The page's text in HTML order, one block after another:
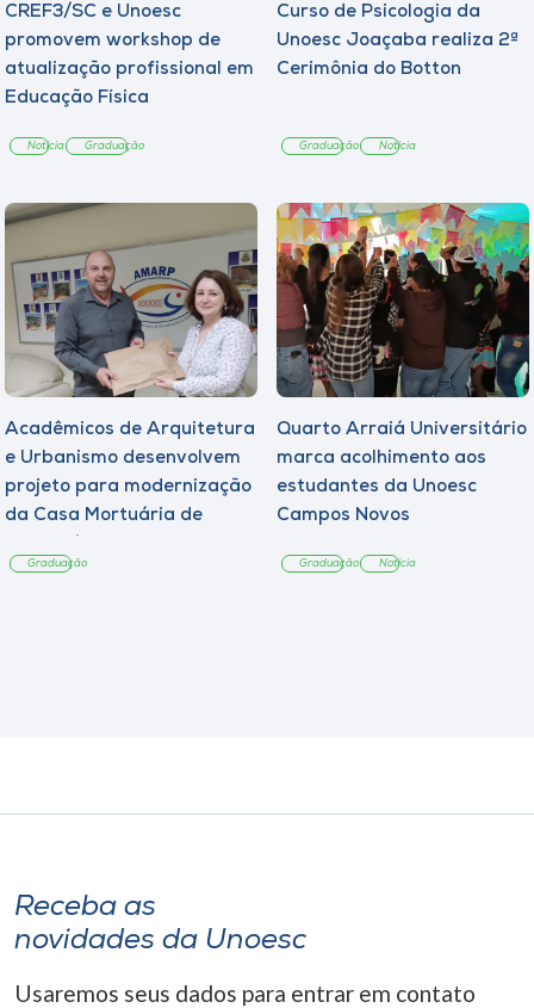
CREF3/SC e Unoesc
promovem workshop de
atualização profissional em
Educação Física
Notícia Graduação
Curso de Psicologia da
Unoesc Joaçaba realiza 2ª
Cerimônia do Botton
Graduação Notícia
Acadêmicos de Arquitetura
e Urbanismo desenvolvem
projeto para modernização
da Casa Mortuária de
Graduação
Quarto Arraiá Universitário
marca acolhimento aos
estudantes da Unoesc
Campos Novos
Graduação Notícia
Receba as
novidades da Unoesc
Usaremos seus dados para entrar em contato